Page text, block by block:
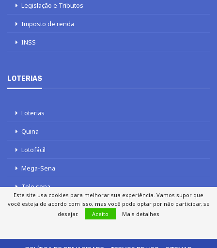
Legislação e Tributos
Imposto de renda
INSS
LOTERIAS
Loterias
Quina
Lotofácil
Mega-Sena
Tele sena
Este site usa cookies para melhorar sua experiência. Vamos supor que
você esteja de acordo com isso, mas você pode optar por não participar, se
desejar.
Aceito Mais detalhes